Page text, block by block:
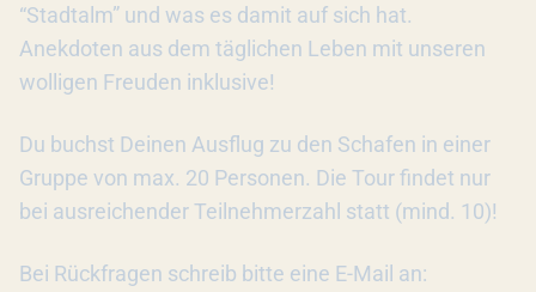
“Stadtalm” und was es damit auf sich hat.
Anekdoten aus dem täglichen Leben mit unseren
wolligen Freuden inklusive!
Du buchst Deinen Ausflug zu den Schafen in einer
Gruppe von max. 20 Personen. Die Tour findet nur
bei ausreichender Teilnehmerzahl statt (mind. 10)!
Bei Rückfragen schreib bitte eine E-Mail an: